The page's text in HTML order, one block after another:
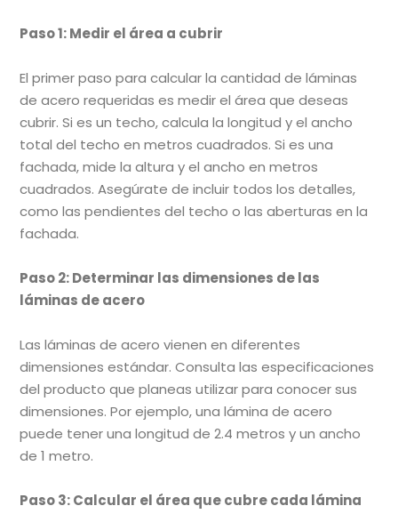
Paso 1: Medir el área a cubrir
El primer paso para calcular la cantidad de láminas
de acero requeridas es medir el área que deseas
cubrir. Si es un techo, calcula la longitud y el ancho
total del techo en metros cuadrados. Si es una
fachada, mide la altura y el ancho en metros
cuadrados. Asegúrate de incluir todos los detalles,
como las pendientes del techo o las aberturas en la
fachada.
Paso 2: Determinar las dimensiones de las
láminas de acero
Las láminas de acero vienen en diferentes
dimensiones estándar. Consulta las especificaciones
del producto que planeas utilizar para conocer sus
dimensiones. Por ejemplo, una lámina de acero
puede tener una longitud de 2.4 metros y un ancho
de 1 metro.
Paso 3: Calcular el área que cubre cada lámina